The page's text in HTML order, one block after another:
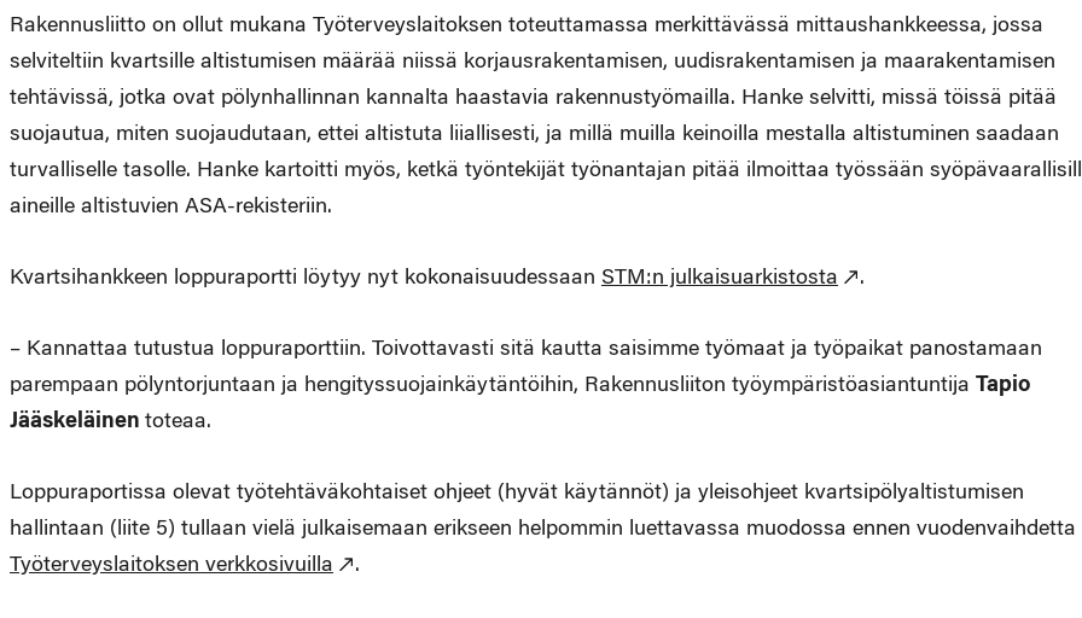
Rakennusliitto on ollut mukana Työterveyslaitoksen toteuttamassa merkittävässä mittaushankkeessa, jossa
selviteltiin kvartsille altistumisen määrää niissä korjausrakentamisen, uudisrakentamisen ja maarakentamisen
tehtävissä, jotka ovat pölynhallinnan kannalta haastavia rakennustyömailla. Hanke selvitti, missä töissä pitää
suojautua, miten suojaudutaan, ettei altistuta liiallisesti, ja millä muilla keinoilla mestalla altistuminen saadaan
turvalliselle tasolle. Hanke kartoitti myös, ketkä työntekijät työnantajan pitää ilmoittaa työssään
aineille altistuvien ASA-rekisteriin.
Kvartsihankkeen loppuraportti löytyy nyt kokonaisuudessaan STM:n julkaisuarkistosta .
– Kannattaa tutustua loppuraporttiin. Toivottavasti sitä kautta saisimme työmaat ja työpaikat panostamaan
parempaan pölyntorjuntaan ja hengityssuojainkäytäntöihin, Rakennusliiton työympäristöasiantuntija Tapio
Jääskeläinen toteaa.
Loppuraportissa olevat työtehtäväkohtaiset ohjeet (hyvät käytännöt) ja yleisohjeet kvartsipölyaltistumisen
hallintaan (liite 5) tullaan vielä julkaisemaan erikseen helpommin luettavassa muodossa ennen vuodenvaihdetta
Työterveyslaitoksen verkkosivuilla
.